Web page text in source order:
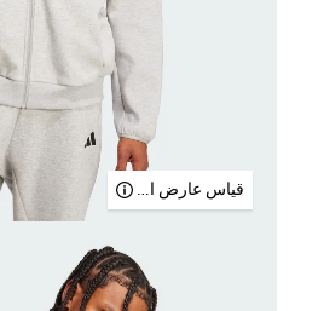
قياس عارض الأزياء